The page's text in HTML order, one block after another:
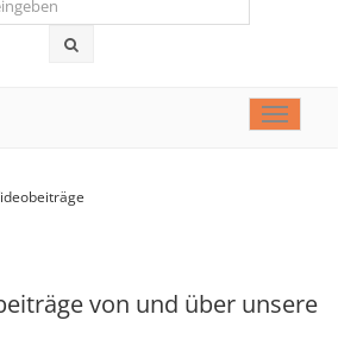
Toggle
von und über unsere